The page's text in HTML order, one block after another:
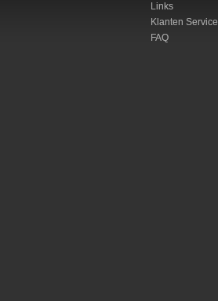
Links
Klanten Service
FAQ